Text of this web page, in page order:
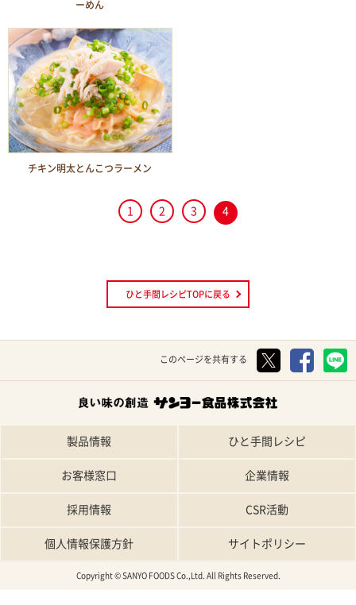
ーめん
チキン明太とんこつラーメン
1 2 3 4
ひと手間レシピTOPに戻る
このページを共有する
製品情報 ひと手間レシピ
お客様窓口 企業情報
採用情報 CSR活動
個人情報保護方針 サイトポリシー
Copyright © SANYO FOODS Co.,Ltd. All Rights Reserved.